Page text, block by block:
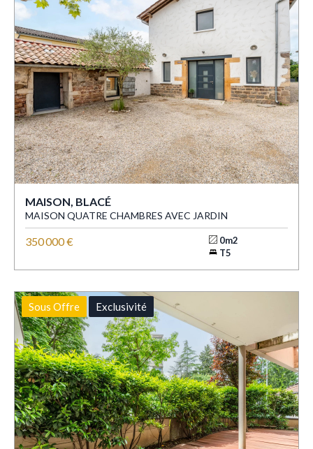
MAISON, BLACÉ
MAISON QUATRE CHAMBRES AVEC JARDIN
350 000 €
0m2
T5
Sous Offre Exclusivité